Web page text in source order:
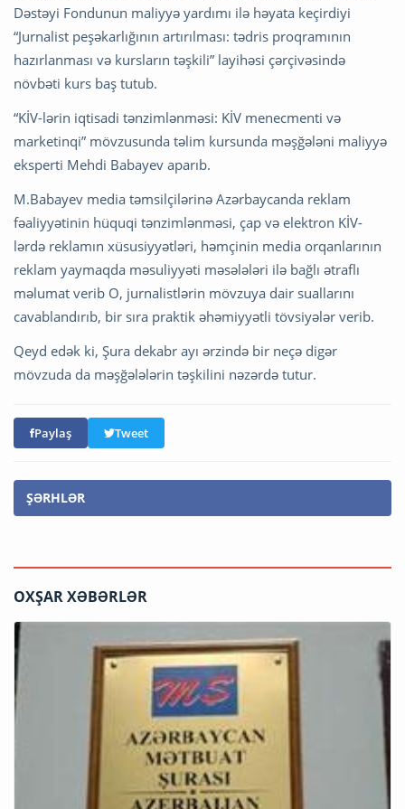
Dəstəyi Fondunun maliyyə yardımı ilə həyata keçirdiyi
“Jurnalist peşəkarlığının artırılması: tədris proqramının
hazırlanması və kursların təşkili” layihəsi çərçivəsində
növbəti kurs baş tutub.
“KİV-lərin iqtisadi tənzimlənməsi: KİV menecmenti və
marketinqi” mövzusunda təlim kursunda məşğələni maliyyə
eksperti Mehdi Babayev aparıb.
M.Babayev media təmsilçilərinə Azərbaycanda reklam
fəaliyyətinin hüquqi tənzimlənməsi, çap və elektron KİV-
lərdə reklamın xüsusiyyətləri, həmçinin media orqanlarının
reklam yaymaqda məsuliyyəti məsələləri ilə bağlı ətraflı
məlumat verib O, jurnalistlərin mövzuya dair suallarını
cavablandırıb, bir sıra praktik əhəmiyyətli tövsiyələr verib.
Qeyd edək ki, Şura dekabr ayı ərzində bir neçə digər
mövzuda da məşğələlərin təşkilini nəzərdə tutur.
Paylaş Tweet
ŞƏRHLƏR
OXŞAR XƏBƏRLƏR